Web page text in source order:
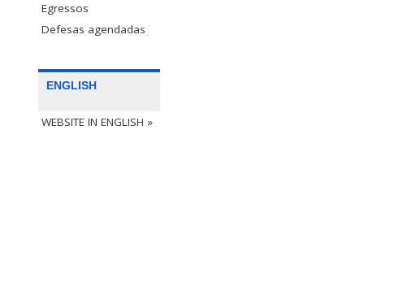
Egressos
Defesas agendadas
ENGLISH
WEBSITE IN ENGLISH »